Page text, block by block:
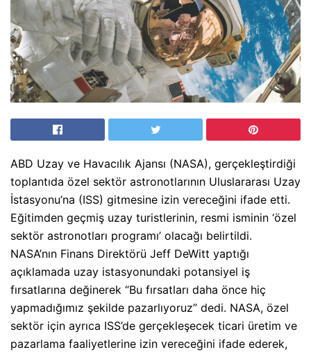
ABD Uzay ve Havacılık Ajansı (NASA), gerçekleştirdiği
toplantıda özel sektör astronotlarının Uluslararası Uzay
İstasyonu’na (ISS) gitmesine izin vereceğini ifade etti.
Eğitimden geçmiş uzay turistlerinin, resmi isminin ‘özel
sektör astronotları programı’ olacağı belirtildi.
NASA’nın Finans Direktörü Jeff DeWitt yaptığı
açıklamada uzay istasyonundaki potansiyel iş
fırsatlarına değinerek “Bu fırsatları daha önce hiç
yapmadığımız şekilde pazarlıyoruz” dedi. NASA, özel
sektör için ayrıca ISS’de gerçekleşecek ticari üretim ve
pazarlama faaliyetlerine izin vereceğini ifade ederek,